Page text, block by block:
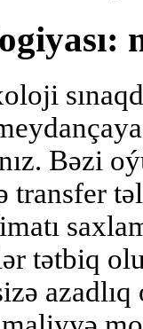
Bəzi
transfer
tətbiq